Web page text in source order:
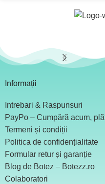
Informații
Intrebari & Raspunsuri
PayPo – Cumpără acum,
Termeni și condiții
Politica de confidențialitate
Formular retur și garanție
Blog de Botez – Botezz.ro
Colaboratori